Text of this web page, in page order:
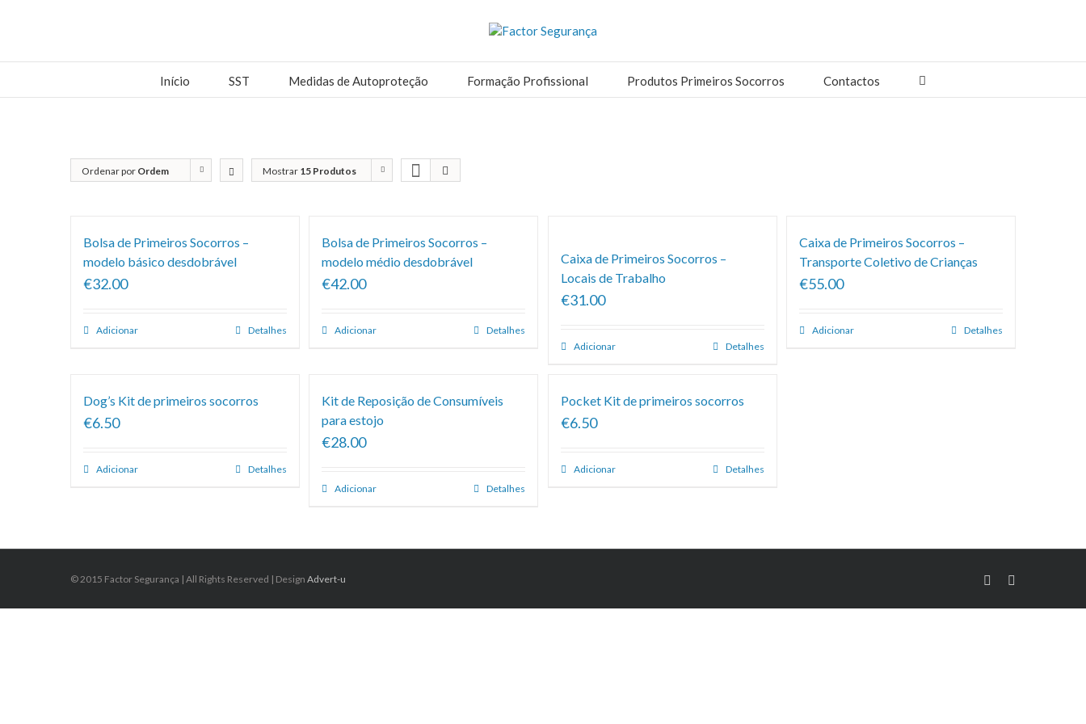
Início SST Medidas de Autoproteção Formação Profissional Produtos Primeiros Socorros Contactos
Ordenar por Ordem
Mostrar 15 Produtos
Bolsa de Primeiros Socorros –
modelo básico desdobrável
€32.00
Adicionar Detalhes
Bolsa de Primeiros Socorros –
modelo médio desdobrável
€42.00
Adicionar Detalhes
Caixa de Primeiros Socorros –
Locais de Trabalho
€31.00
Adicionar Detalhes
Caixa de Primeiros Socorros –
Transporte Coletivo de Crianças
€55.00
Adicionar Detalhes
Dog’s Kit de primeiros socorros
€6.50
Adicionar Detalhes
Kit de Reposição de Consumíveis
para estojo
€28.00
Adicionar Detalhes
Pocket Kit de primeiros socorros
€6.50
Adicionar Detalhes
© 2015 Factor Segurança | All Rights Reserved | Design Advert-u